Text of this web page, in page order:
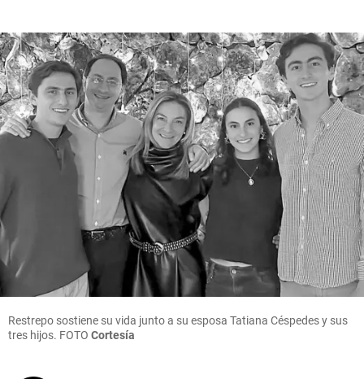
Restrepo sostiene su vida junto a su esposa Tatiana Céspedes y sus
tres hijos. FOTO Cortesía